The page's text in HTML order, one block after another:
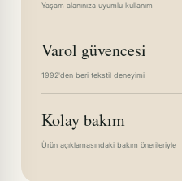
Yaşam alanınıza uyumlu kullanım
Varol güvencesi
1992'den beri tekstil deneyimi
Kolay bakım
Ürün açıklamasındaki bakım önerileriyle